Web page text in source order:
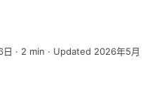
日 · 2 min · Updated 2026年5月